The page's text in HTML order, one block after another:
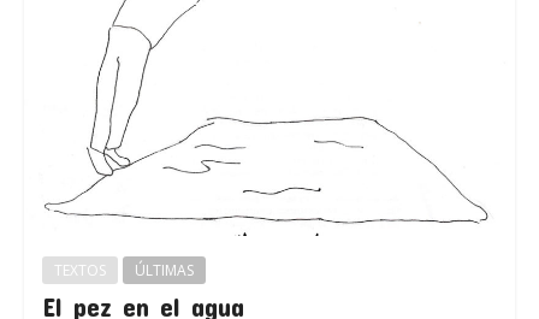
TEXTOS ÚLTIMAS
El pez en el agua